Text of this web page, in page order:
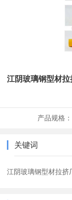
江阴玻璃钢型材
产品规格：
关键词
江阴玻璃钢型材拉挤